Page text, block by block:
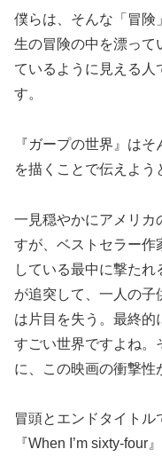
僕らは、そんな「冒険
生の冒険の中を漂って
ているように見える人
す。
『ガープの世界』は
を描くことで伝えよう
一見穏やかにアメリカ
すが、ベストセラー作
している最中に撃た
が追突して、一人の
は片目を失う。最終
すごい世界ですよね。
に、この映画の衝撃性
冒頭とエンドタイト
『When I’m sixty-four